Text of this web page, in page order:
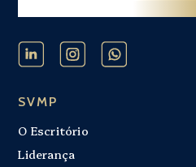
SVMP
O Escritório
Liderança